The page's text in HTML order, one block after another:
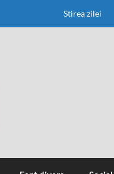
Stirea zilei